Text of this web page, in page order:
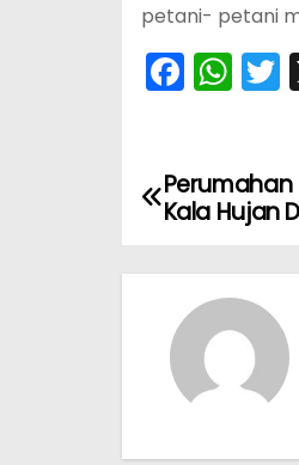
petani- petani
F
a
e
b
o
o
W
h
ts
A
p
p
T
NPerumahan
Kala Hujan